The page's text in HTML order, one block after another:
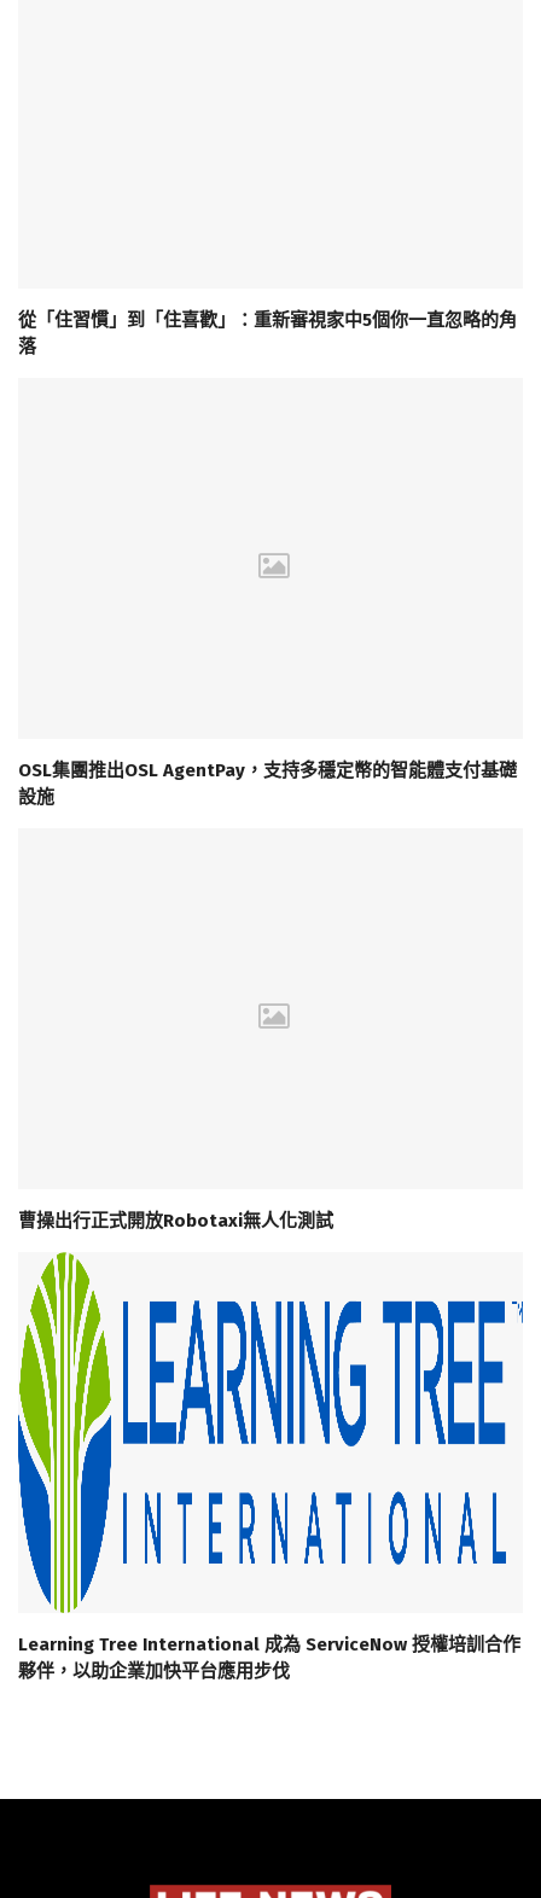
從「住習慣」到「住喜歡」：重新審視家中5個你一直忽略的角
落
OSL集團推出OSL AgentPay，支持多穩定幣的智能體支付基礎
設施
曹操出行正式開放Robotaxi無人化測試
Learning Tree International 成為 ServiceNow 授權培訓合作
夥伴，以助企業加快平台應用步伐